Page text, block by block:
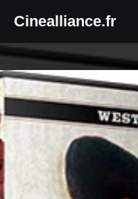
Cinealliance.fr